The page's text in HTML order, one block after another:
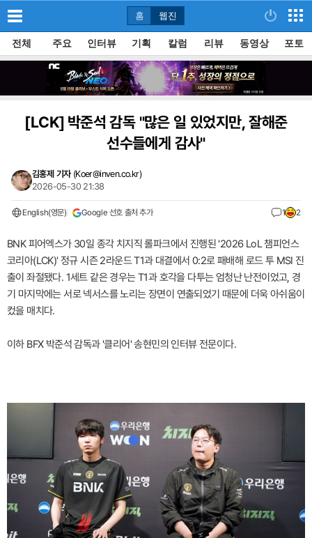
홈 웹진
전체 주요 인터뷰 기획 칼럼 리뷰 동영상 포토
[LCK]박준석 감독 "많은 일 있었지만, 잘해준
선수들에게 감사"
김홍제 기자 (Koer@inven.co.kr)
2026-05-30 21:38
English(영문) Google 선호 출처 추가 1 2
BNK 피어엑스가 30일 종각 치지직 롤파크에서 진행된 '2026 LoL 챔피언스
코리아(LCK)' 정규 시즌 2라운드 T1과 대결에서 0:2로 패배해 로드 투 MSI 진
출이 좌절됐다. 1세트 같은 경우는 T1과 호각을 다투는 엄청난 난전이었고, 경
기 마지막에는 서로 넥서스를 노리는 장면이 연출되었기 때문에 더욱 아쉬움이
컸을 매치다.
이하 BFX 박준석 감독과 '클리어' 송현민의 인터뷰 전문이다.